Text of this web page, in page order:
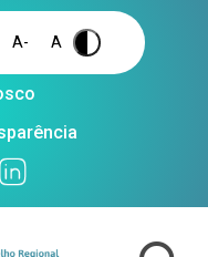
A- A .